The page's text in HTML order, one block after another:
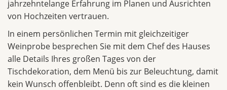
jahrzehntelange Erfahrung im Planen und Ausrichten
von Hochzeiten vertrauen.
In einem persönlichen Termin mit gleichzeitiger
Weinprobe besprechen Sie mit dem Chef des Hauses
alle Details Ihres großen Tages von der
Tischdekoration, dem Menü bis zur Beleuchtung, damit
kein Wunsch offenbleibt. Denn oft sind es die kleinen